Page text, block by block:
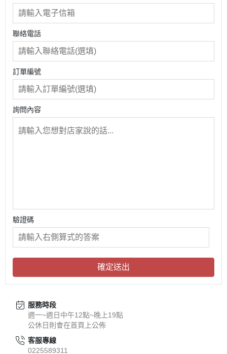
聯絡電話
訂單編號
詢問內容
驗證碼
確定送出
服務時段
週一~週日中午12點~晚上19點
公休日則會在首頁上公佈
客服專線
0225589311